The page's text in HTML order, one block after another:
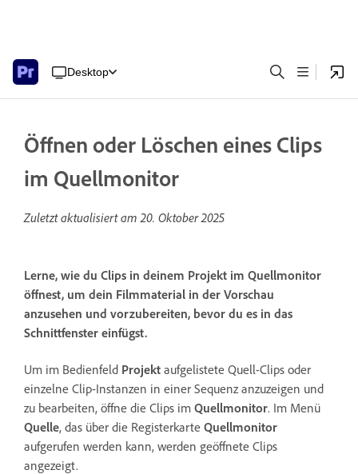
Desktop
Öffnen oder Löschen eines Clips
im Quellmonitor
Zuletzt aktualisiert am20. Oktober 2025
Lerne, wie du Clips in deinem Projekt im Quellmonitor
öffnest, um dein Filmmaterial in der Vorschau
anzusehen und vorzubereiten, bevor du es in das
Schnittfenster einfügst.
Um im Bedienfeld Projekt aufgelistete Quell-Clips oder
einzelne Clip-Instanzen in einer Sequenz anzuzeigen und
zu bearbeiten, öffne die Clips im Quellmonitor. Im Menü
Quelle, das über die Registerkarte Quellmonitor
aufgerufen werden kann, werden geöffnete Clips
angezeigt.